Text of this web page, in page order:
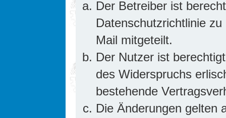
Der Betreiber ist
Datenschutzrichtlinie
Mail mitgeteilt.
Der Nutzer ist
des Widerspruchs
bestehende
Die Änderungen gelten